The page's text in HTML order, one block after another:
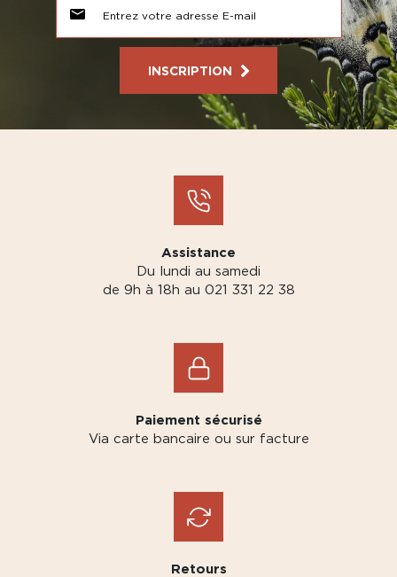
INSCRIPTION
Assistance
Du lundi au samedi
de 9h à 18h au 021 331 22 38
Paiement sécurisé
Via carte bancaire ou sur facture
Retours